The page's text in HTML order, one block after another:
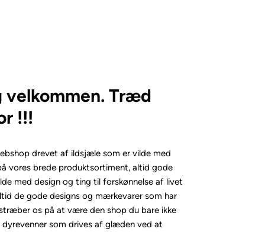
velkommen. Træd
!!!
drevet af ildsjæle som er vilde med
vores brede produktsortiment, altid gode
med design og ting til forskønnelse af livet
de gode designs og mærkevarer som har
os på at være den shop du bare ikke
som drives af glæden ved at